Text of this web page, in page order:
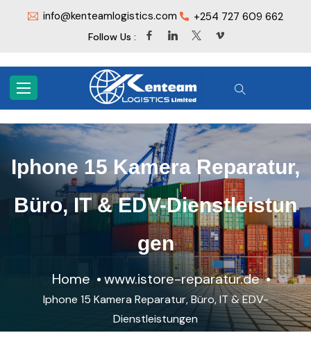
info@kenteamlogistics.com +254 727 609 662
Follow Us :
Iphone 15 Kamera Reparatur,
Büro, IT & EDV-Dienstleistun
gen
Home www.istore-reparatur.de
Iphone 15 Kamera Reparatur, Büro, IT & EDV-
Dienstleistungen